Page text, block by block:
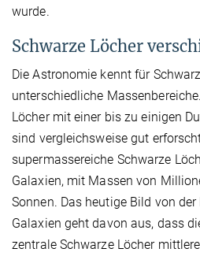
wurde.
Schwarze Löcher
Die Astronomie kennt für
unterschiedliche
Löcher mit einer bis zu einigen
sind vergleichsweise gut
supermassereiche Schwarze
Galaxien, mit Massen von
Sonnen. Das heutige Bild von
Galaxien geht davon aus, dass
zentrale Schwarze Löcher